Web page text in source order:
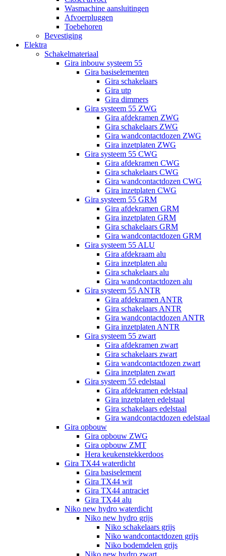
Wasmachine aansluitingen
Afvoerpluggen
Toebehoren
Bevestiging
Elektra
Schakelmateriaal
Gira inbouw systeem 55
Gira basiselementen
Gira schakelaars
Gira utp
Gira dimmers
Gira systeem 55 ZWG
Gira afdekramen ZWG
Gira schakelaars ZWG
Gira wandcontactdozen ZWG
Gira inzetplaten ZWG
Gira systeem 55 CWG
Gira afdekramen CWG
Gira schakelaars CWG
Gira wandcontactdozen CWG
Gira inzetplaten CWG
Gira systeem 55 GRM
Gira afdekramen GRM
Gira inzetplaten GRM
Gira schakelaars GRM
Gira wandcontactdozen GRM
Gira systeem 55 ALU
Gira afdekraam alu
Gira inzetplaten alu
Gira schakelaars alu
Gira wandcontactdozen alu
Gira systeem 55 ANTR
Gira afdekramen ANTR
Gira schakelaars ANTR
Gira wandcontactdozen ANTR
Gira inzetplaten ANTR
Gira systeem 55 zwart
Gira afdekramen zwart
Gira schakelaars zwart
Gira wandcontactdozen zwart
Gira inzetplaten zwart
Gira systeem 55 edelstaal
Gira afdekramen edelstaal
Gira inzetplaten edelstaal
Gira schakelaars edelstaal
Gira wandcontactdozen edelstaal
Gira opbouw
Gira opbouw ZWG
Gira opbouw ZMT
Hera keukenstekkerdoos
Gira TX44 waterdicht
Gira basiselement
Gira TX44 wit
Gira TX44 antraciet
Gira TX44 alu
Niko new hydro waterdicht
Niko new hydro grijs
Niko schakelaars grijs
Niko wandcontactdozen grijs
Niko bodemdelen grijs
Niko new hydro zwart